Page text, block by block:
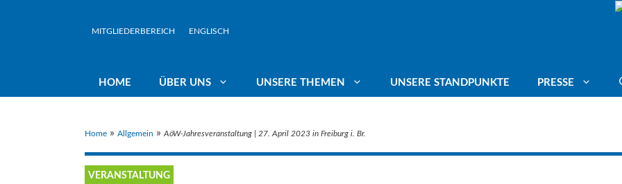
MITGLIEDERBEREICH ENGLISCH
HOME ÜBER UNS
Rundbriefe Präsidium Mitgliederstimmen
UNSERE THEMEN
Wasserwirtschaft in öffentlicher
Hand
Vorrang für Trinkwasser Deutscher Umweltpreis
UNSERE STANDPUNKTE PRESSE
Home » Allgemein » AöW-Jahresveranstaltung | 27. April 2023 in Freiburg i. Br.
VERANSTALTUNG